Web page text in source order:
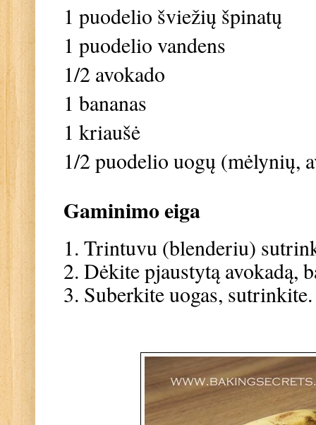
1 puodelio šviežių špinatų
1 puodelio vandens
1/2 avokado
1 bananas
1 kriaušė
1/2 puodelio uogų (mėlynių,
Gaminimo eiga
1. Trintuvu (blenderiu)
2. Dėkite pjaustytą avokadą,
3. Suberkite uogas,